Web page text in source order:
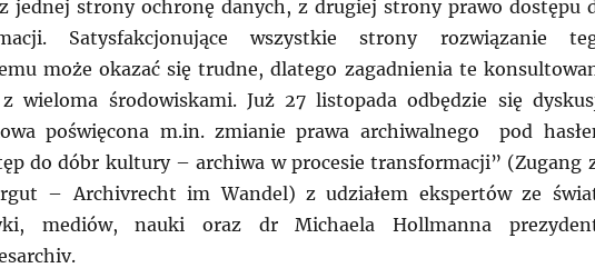
jednej strony ochronę danych, z drugiej strony prawo dostępu
Satysfakcjonujące wszystkie strony rozwiązanie
może okazać się trudne, dlatego zagadnienia te
wieloma środowiskami. Już 27 listopada odbędzie się
poświęcona m.in. zmianie prawa archiwalnego pod
do dóbr kultury – archiwa w procesie transformacji” (Zugang
– Archivrecht im Wandel) z udziałem ekspertów ze
mediów, nauki oraz dr Michaela Hollmanna